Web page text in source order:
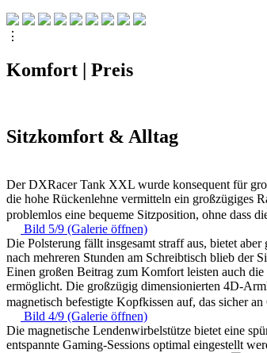
⋮
Komfort | Preis
Sitzkomfort & Alltag
Der DXRacer Tank XXL wurde konsequent für
die hohe Rückenlehne vermitteln ein großzügiges
problemlos eine bequeme Sitzposition, ohne dass
Bild 5/9 (Galerie öffnen)
Die Polsterung fällt insgesamt straff aus, bietet
nach mehreren Stunden am Schreibtisch blieb der
Einen großen Beitrag zum Komfort leisten auch
ermöglicht. Die großzügig dimensionierten 4D-
magnetisch befestigte Kopfkissen auf, das sicher
Bild 4/9 (Galerie öffnen)
Die magnetische Lendenwirbelstütze bietet eine
entspannte Gaming-Sessions optimal eingestellt